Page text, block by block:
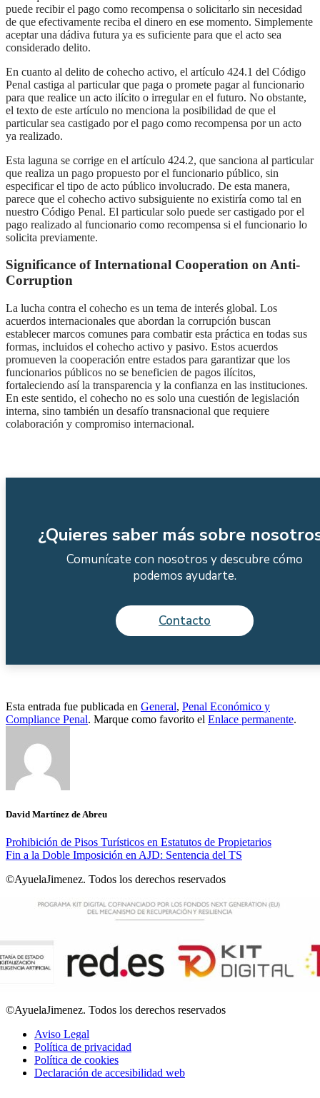
puede recibir el pago como recompensa o solicitarlo sin necesidad
de que efectivamente reciba el dinero en ese momento. Simplemente
aceptar una dádiva futura ya es suficiente para que el acto sea
considerado delito.
En cuanto al delito de cohecho activo, el artículo 424.1 del Código
Penal castiga al particular que paga o promete pagar al funcionario
para que realice un acto ilícito o irregular en el futuro. No obstante,
el texto de este artículo no menciona la posibilidad de que el
particular sea castigado por el pago como recompensa por un acto
ya realizado.
Esta laguna se corrige en el artículo 424.2, que sanciona al particular
que realiza un pago propuesto por el funcionario público, sin
especificar el tipo de acto público involucrado. De esta manera,
parece que el cohecho activo subsiguiente no existiría como tal en
nuestro Código Penal. El particular solo puede ser castigado por el
pago realizado al funcionario como recompensa si el funcionario lo
solicita previamente.
Significance of International Cooperation on Anti-
Corruption
La lucha contra el cohecho es un tema de interés global. Los
acuerdos internacionales que abordan la corrupción buscan
establecer marcos comunes para combatir esta práctica en todas sus
formas, incluidos el cohecho activo y pasivo. Estos acuerdos
promueven la cooperación entre estados para garantizar que los
funcionarios públicos no se beneficien de pagos ilícitos,
fortaleciendo así la transparencia y la confianza en las instituciones.
En este sentido, el cohecho no es solo una cuestión de legislación
interna, sino también un desafío transnacional que requiere
colaboración y compromiso internacional.
¿Quieres saber más sobre
Comunícate con nosotros y descubre cómo
podemos ayudarte.
Contacto
Esta entrada fue publicada en General, Penal Económico y
Compliance Penal. Marque como favorito el Enlace permanente.
David Martínez de Abreu
Prohibición de Pisos Turísticos en Estatutos de Propietarios
Fin a la Doble Imposición en AJD: Sentencia del TS
©AyuelaJimenez. Todos los derechos reservados
©AyuelaJimenez. Todos los derechos reservados
Aviso Legal
Política de privacidad
Política de cookies
Declaración de accesibilidad web